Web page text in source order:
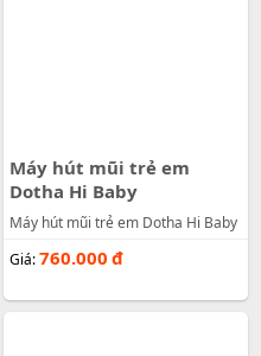
Máy hút mũi trẻ em
Dotha Hi Baby
Máy hút mũi trẻ em Dotha Hi Baby
Giá:760.000 đ